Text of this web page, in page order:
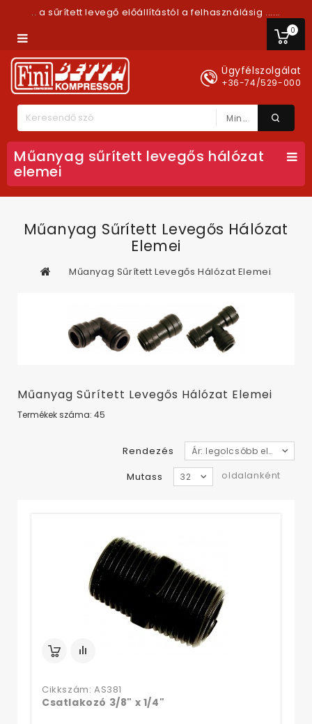
.. a sűrített levegő előállítástól a felhasználásig ......
0
Ügyfélszolgálat
+36-74/529-000
Minden Kategória
Műanyag sűrített levegős hálózat
elemei
Műanyag Sűrített Levegős Hálózat
Elemei
Műanyag Sűrített Levegős Hálózat Elemei
Műanyag Sűrített Levegős Hálózat Elemei
Termékek száma: 45
Rendezés Ár: legolcsóbb elől
Mutass 32 oldalanként
Cikkszám: AS381
Csatlakozó 3/8" x 1/4"